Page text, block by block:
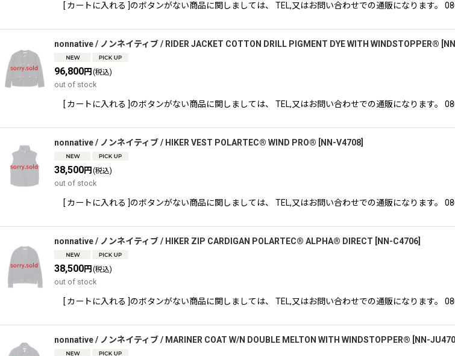
[ カートに入れる ]のボタンがない商品に関しましては、 TEL,又はお問い合わせでの通販になります。
nonnative / ノンネイティブ / RIDER JACKET COTTON DRILL PIGMENT DYE WITH WINDSTOPPER®
96,800円 (税込)
out of stock
[ カートに入れる ]のボタンがない商品に関しましては、 TEL,又はお問い合わせでの通販になります。
nonnative / ノンネイティブ / HIKER VEST POLARTEC® WIND PRO® NN-V4708
38,500円 (税込)
out of stock
[ カートに入れる ]のボタンがない商品に関しましては、 TEL,又はお問い合わせでの通販になります。
nonnative / ノンネイティブ / HIKER ZIP CARDIGAN POLARTEC® ALPHA® DIRECT NN-C4706
38,500円 (税込)
out of stock
[ カートに入れる ]のボタンがない商品に関しましては、 TEL,又はお問い合わせでの通販になります。
nonnative / ノンネイティブ / MARINER COAT W/N DOUBLE MELTON WITH WINDSTOPPER® NN-